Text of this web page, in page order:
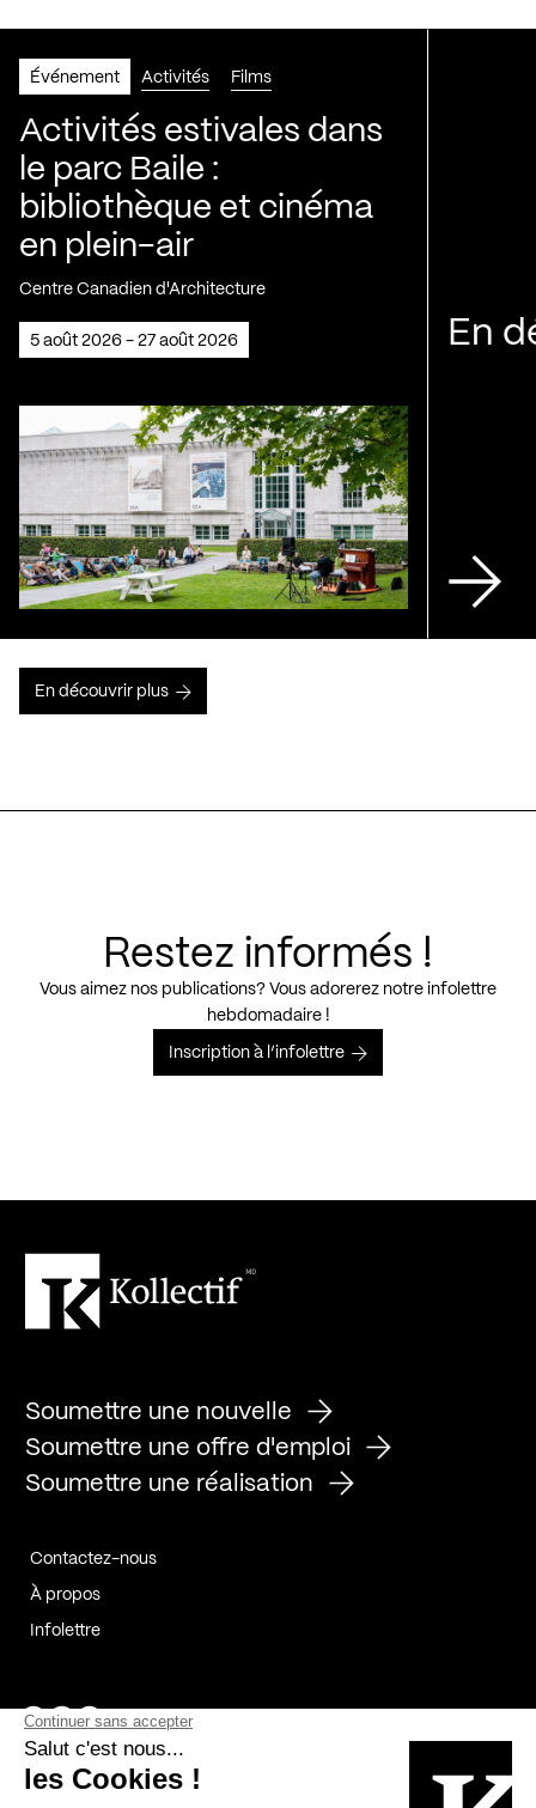
Événement Activités Films
Activités estivales dans
le parc Baile :
bibliothèque et cinéma
en plein-air
Centre Canadien d'Architecture
5 août 2026 - 27 août 2026 En
En découvrir plus
Restez informés !
Vous aimez nos publications? Vous adorerez notre infolettre
hebdomadaire !
Inscription à l’infolettre
Soumettre une nouvelle
Soumettre une offre d'emploi
Soumettre une réalisation
Contactez-nous
À propos
Infolettre
Page Facebook de Kollectif
Page Instagram de Kollectif
Page Linkedin de Kollectif